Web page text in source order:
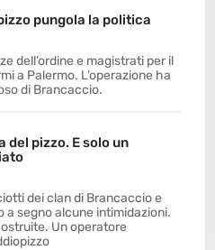
pungola la politica
dell’ordine e magistrati per il
a Palermo. L’operazione ha
di Brancaccio.
del pizzo. E solo un
dei clan di Brancaccio e
a segno alcune intimidazioni.
Un operatore